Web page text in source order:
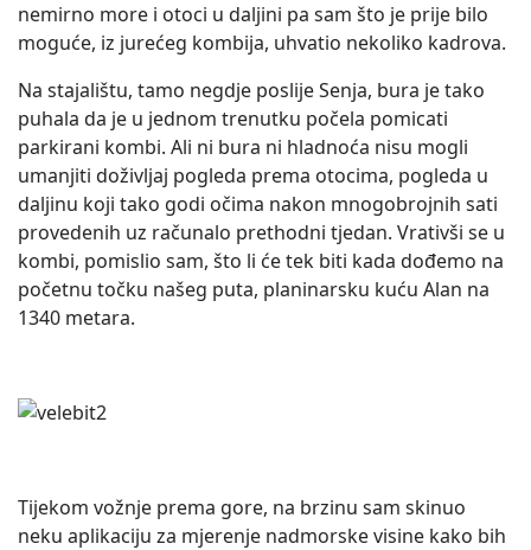
nemirno more i otoci u daljini pa sam što je prije bilo
moguće, iz jurećeg kombija, uhvatio nekoliko kadrova.
Na stajalištu, tamo negdje poslije Senja, bura je tako
puhala da je u jednom trenutku počela pomicati
parkirani kombi. Ali ni bura ni hladnoća nisu mogli
umanjiti doživljaj pogleda prema otocima, pogleda u
daljinu koji tako godi očima nakon mnogobrojnih sati
provedenih uz računalo prethodni tjedan. Vrativši se u
kombi, pomislio sam, što li će tek biti kada dođemo na
početnu točku našeg puta, planinarsku kuću Alan na
1340 metara.
Tijekom vožnje prema gore, na brzinu sam skinuo
neku aplikaciju za mjerenje nadmorske visine kako bih